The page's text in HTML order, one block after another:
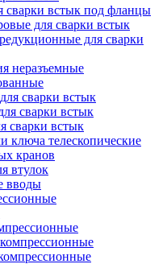
сварки встык под фланцы
для сварки встык
для сварки
неразъемные
сварки встык
сварки встык
сварки встык
ключа телескопические
кранов
втулок
вводы